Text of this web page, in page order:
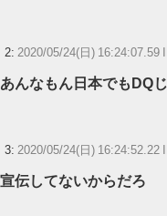
ー」、Nでも入手できるため
【競馬】G1・2勝 アスコリ
2: 2020/05/24(日) 16:24:07.59
あんなもん日本でもDQ
3: 2020/05/24(日) 16:24:52.22
宣伝してないからだろ